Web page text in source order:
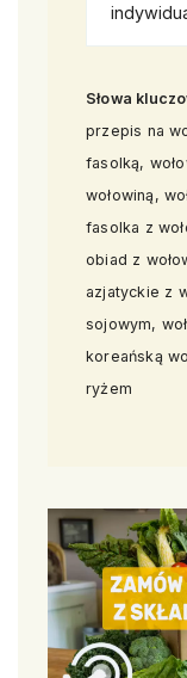
Słowa
przepis na
fasolką,
wołowiną,
fasolka z
obiad z
azjatyckie z
sojowym,
koreańską
ryżem